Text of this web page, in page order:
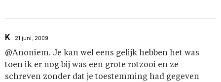
K 21 juni, 2009
@Anoniem. Je kan wel eens gelijk hebben het was
toen ik er nog bij was een grote rotzooi en ze
schreven zonder dat je toestemming had gegeven